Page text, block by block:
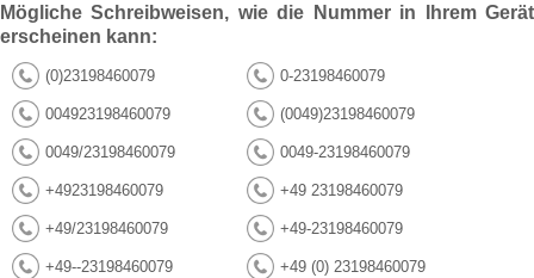
Mögliche Schreibweisen, wie die Nummer in Ihrem Gerät
erscheinen kann:
(0)23198460079 0-23198460079
004923198460079 (0049)23198460079
0049/23198460079 0049-23198460079
+4923198460079 +49 23198460079
+49/23198460079 +49-23198460079
+49--23198460079 +49 (0) 23198460079